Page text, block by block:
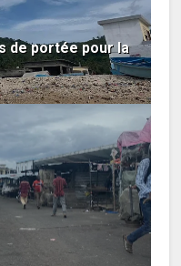
de portée pour la